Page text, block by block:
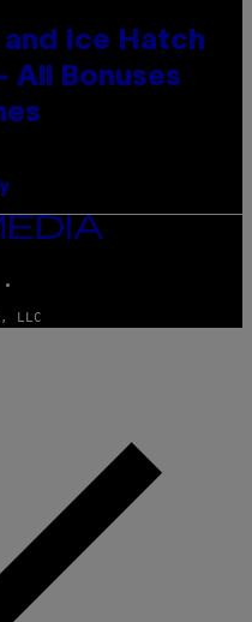
and Ice Hatch
All Bonuses
LLC